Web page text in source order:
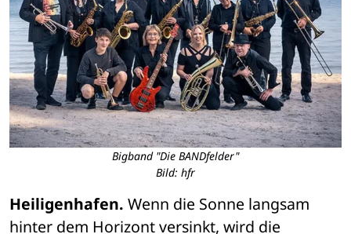
Bigband "Die BANDfelder"
Bild: hfr
Heiligenhafen. Wenn die Sonne langsam
hinter dem Horizont versinkt, wird die